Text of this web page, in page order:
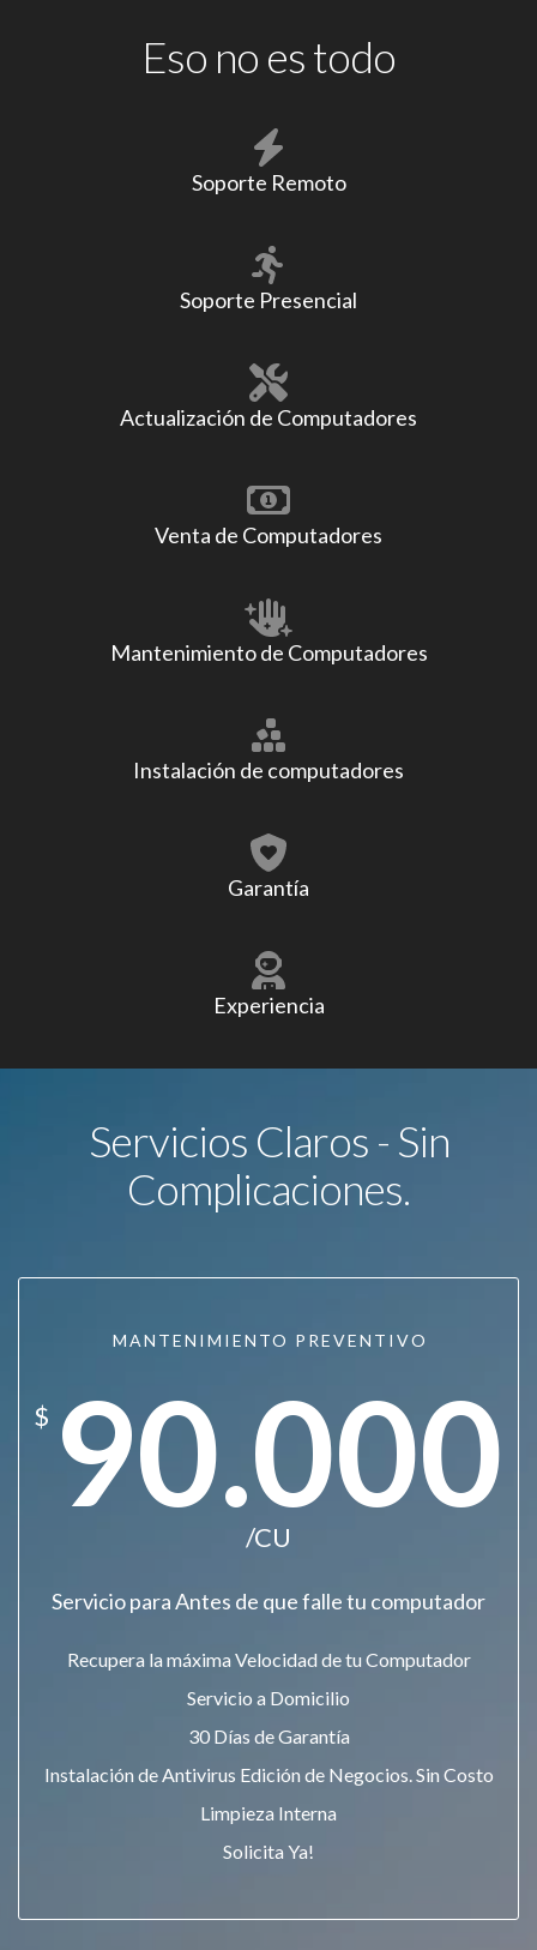
Eso no es todo
Soporte Remoto
Soporte Presencial
Actualización de Computadores
Venta de Computadores
Mantenimiento de Computadores
Instalación de computadores
Garantía
Experiencia
Servicios Claros - Sin
Complicaciones.
MANTENIMIENTO PREVENTIVO
$ 90.000
/CU
Servicio para Antes de que falle tu computador
Recupera la máxima Velocidad de tu Computador
Servicio a Domicilio
30 Días de Garantía
Instalación de Antivirus Edición de Negocios. Sin Costo
Limpieza Interna
Solicita Ya!